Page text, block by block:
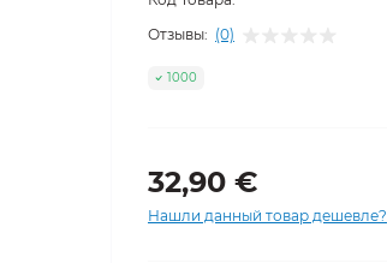
Отзывы: (0)
1000
32,90 €
Нашли данный товар дешевле?